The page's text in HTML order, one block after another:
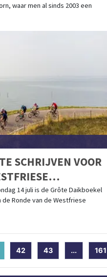
waar men al sinds 2003 een
SCHRIJVEN VOOR
14 juli is de Grôte Daikboekel
Ronde van de Westfriese
(current)
42 43 ... 161